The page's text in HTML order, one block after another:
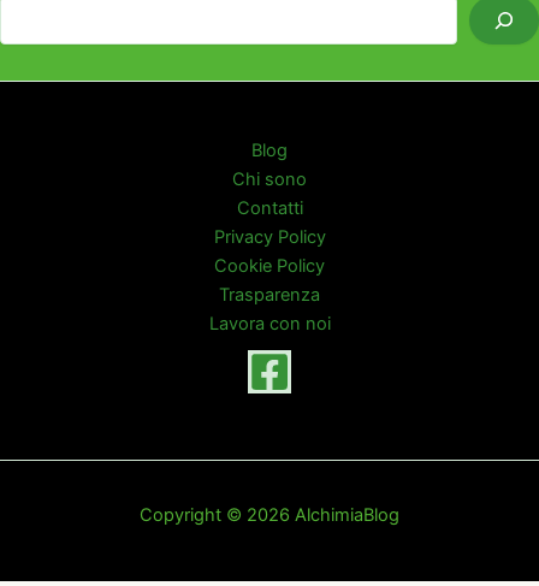
Blog
Chi sono
Contatti
Privacy Policy
Cookie Policy
Trasparenza
Lavora con noi
Copyright © 2026 AlchimiaBlog